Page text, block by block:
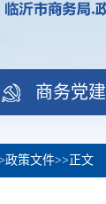
商务党建
政策文件>>正文